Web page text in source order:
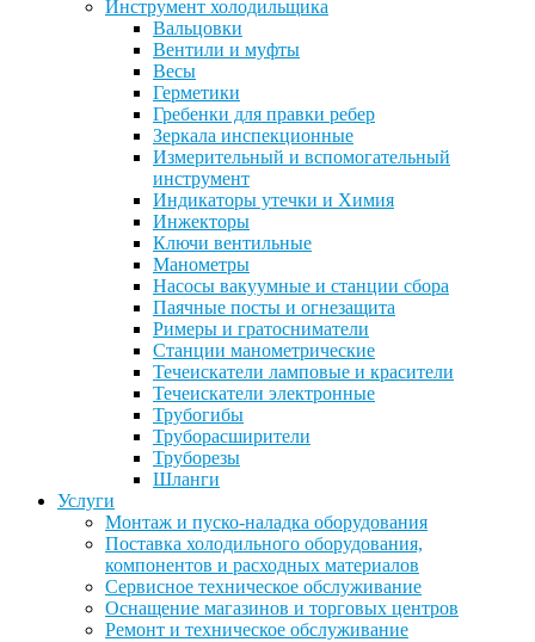
Инструмент холодильщика
Вальцовки
Вентили и муфты
Весы
Герметики
Гребенки для правки ребер
Зеркала инспекционные
Измерительный и вспомогательный
инструмент
Индикаторы утечки и Химия
Инжекторы
Ключи вентильные
Манометры
Насосы вакуумные и станции сбора
Паячные посты и огнезащита
Римеры и гратосниматели
Станции манометрические
Течеискатели ламповые и красители
Течеискатели электронные
Трубогибы
Труборасширители
Труборезы
Шланги
Услуги
Монтаж и пуско-наладка оборудования
Поставка холодильного оборудования,
компонентов и расходных материалов
Сервисное техническое обслуживание
Оснащение магазинов и торговых центров
Ремонт и техническое обслуживание